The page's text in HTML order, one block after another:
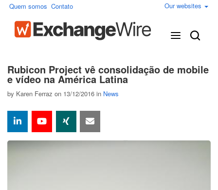
Quem somos Contato Our websites
Rubicon Project vê consolidação de mobile
e vídeo na América Latina
by Karen Ferraz on 13/12/2016 in News